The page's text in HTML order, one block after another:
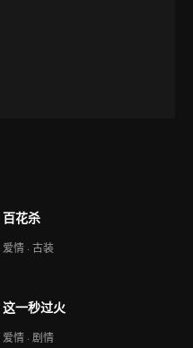
百花杀
爱情 · 古装
这一秒过火
爱情 · 剧情